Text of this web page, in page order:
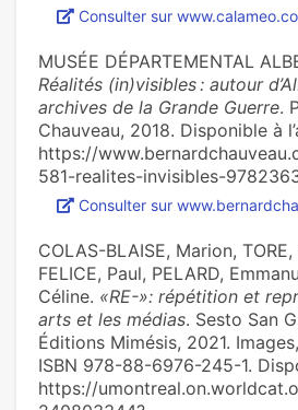
Consulter sur
MUSÉE DÉPARTEMENTAL
Réalités (in)visibles : autour
archives de la Grande Guerre.
Chauveau, 2018. Disponible à
https://
581-realites-invisibles-
Consulter sur
COLAS-BLAISE, Marion,
FELICE, Paul, PELARD,
Céline. «RE-»: répétition et
arts et les médias. Sesto San
Éditions Mimésis, 2021.
ISBN 978-88-6976-245-1.
https://